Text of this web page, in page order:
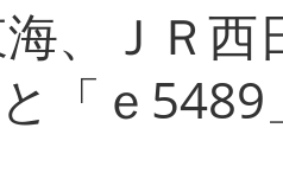
、ＪＲ
「ｅ